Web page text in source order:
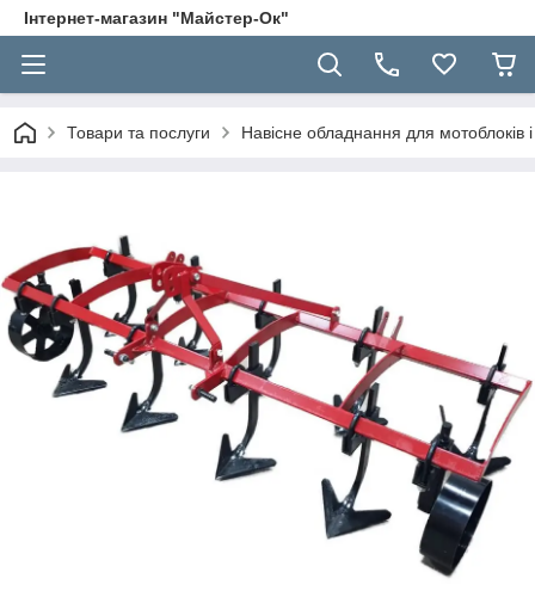
Інтернет-магазин "Майстер-Ок"
Товари та послуги Навісне обладнання для мотоблоків і